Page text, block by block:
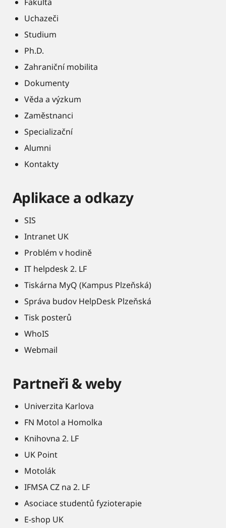
Uchazeči
Studium
Ph.D.
Zahraniční mobilita
Dokumenty
Věda a výzkum
Zaměstnanci
Specializační
Alumni
Kontakty
Aplikace a odkazy
SIS
Intranet UK
Problém v hodině
IT helpdesk 2. LF
Tiskárna MyQ (Kampus Plzeňská)
Správa budov HelpDesk Plzeňská
Tisk posterů
WhoIS
Webmail
Partneři & weby
Univerzita Karlova
FN Motol a Homolka
Knihovna 2. LF
UK Point
Motolák
IFMSA CZ na 2. LF
Asociace studentů fyzioterapie
E-shop UK